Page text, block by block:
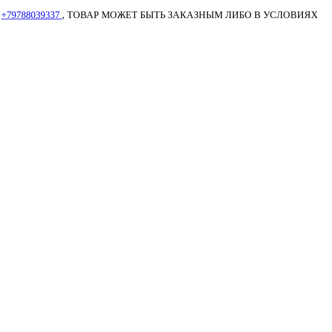
+79788039337 , ТОВАР МОЖЕТ БЫТЬ ЗАКАЗНЫМ ЛИБО В УСЛОВИЯХ